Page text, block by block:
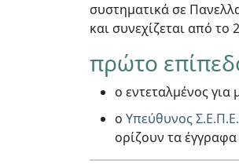
συστηματικά σε
και συνεχίζεται από
πρώτο
ο εντεταλμένος
ο Υπεύθυνος
ορίζουν τα έγγραφα